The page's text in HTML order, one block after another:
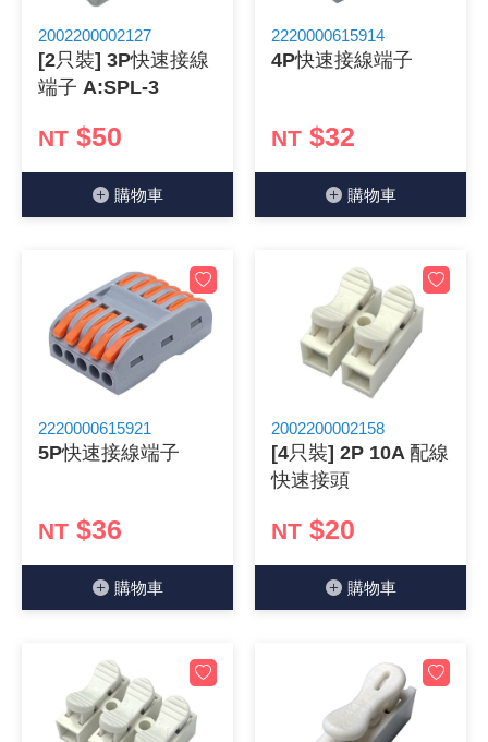
2002200002127
[2只裝] 3P快速接線
端子 A:SPL-3
NT $50
購物⾞
2220000615914
4P快速接線端子
NT $32
購物⾞
2220000615921
5P快速接線端子
NT $36
購物⾞
2002200002158
[4只裝] 2P 10A 配線
快速接頭
NT $20
購物⾞